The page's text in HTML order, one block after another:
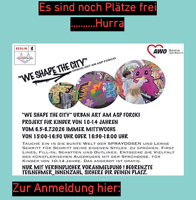
Es sind noch Plätze frei
..........Hurra
Zur Anmeldung hier: